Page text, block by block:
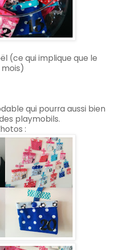
(ce qui implique que le
qui pourra aussi bien
playmobils.
: